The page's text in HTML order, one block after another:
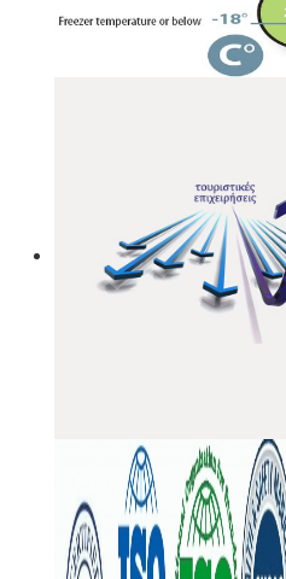
προχωρήσει η
έχει εκδοθεί κωδικός ΕΜΣΥ
Κανονισμός
καταλύματος -Τα
ενοικιαζόμενα, κάμπινγκ)
πιστοποίηση κατάταξης σε
για τον κανονισμό
πολιτικής παραπόνων,
Τεχνικός ασφαλείας
επιχειρήσεις έχουν την
επικινδυνότητας από
εγγεγραμμένο στο μητρώο
(Ν. 3850/10, άρθρα 12, 42, 43)